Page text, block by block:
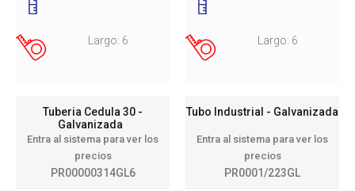
Largo: 6
Tuberia Cedula 30 -
Galvanizada
Entra al sistema para ver los
precios
PR00000314GL6
Largo: 6
Tubo Industrial - Galvanizada
Entra al sistema para ver los
precios
PR0001/223GL